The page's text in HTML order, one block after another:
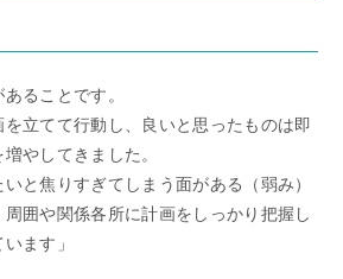
ることです。
立てて行動し、良いと思ったものは即
やしてきました。
と焦りすぎてしまう面がある（弱み）
囲や関係各所に計画をしっかり把握し
ます」